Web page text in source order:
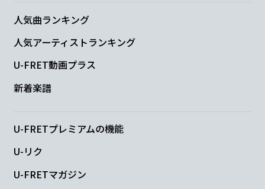
人気曲ランキング
人気アーティストランキング
U-FRET動画プラス
新着楽譜
U-FRETプレミアムの機能
U-リク
U-FRETマガジン